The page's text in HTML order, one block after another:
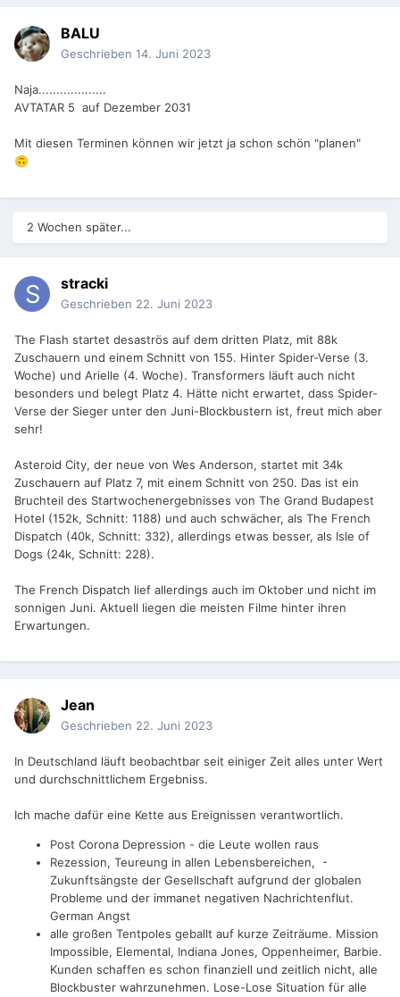
BALU
Geschrieben 14. Juni 2023
Naja...................
AVTATAR 5 auf Dezember 2031
Mit diesen Terminen können wir jetzt ja schon schön "planen"
🙃
2 Wochen später...
stracki
Geschrieben 22. Juni 2023
The Flash startet desaströs auf dem dritten Platz, mit 88k
Zuschauern und einem Schnitt von 155. Hinter Spider-Verse (3.
Woche) und Arielle (4. Woche). Transformers läuft auch nicht
besonders und belegt Platz 4. Hätte nicht erwartet, dass Spider-
Verse der Sieger unter den Juni-Blockbustern ist, freut mich aber
sehr!
Asteroid City, der neue von Wes Anderson, startet mit 34k
Zuschauern auf Platz 7, mit einem Schnitt von 250. Das ist ein
Bruchteil des Startwochenergebnisses von The Grand Budapest
Hotel (152k, Schnitt: 1188) und auch schwächer, als The French
Dispatch (40k, Schnitt: 332), allerdings etwas besser, als Isle of
Dogs (24k, Schnitt: 228).
The French Dispatch lief allerdings auch im Oktober und nicht im
sonnigen Juni. Aktuell liegen die meisten Filme hinter ihren
Erwartungen.
Jean
Geschrieben 22. Juni 2023
In Deutschland läuft beobachtbar seit einiger Zeit alles unter Wert
und durchschnittlichem Ergebniss.
Ich mache dafür eine Kette aus Ereignissen verantwortlich.
Post Corona Depression - die Leute wollen raus
Rezession, Teureung in allen Lebensbereichen, -
Zukunftsängste der Gesellschaft aufgrund der globalen
Probleme und der immanet negativen Nachrichtenflut.
German Angst
alle großen Tentpoles geballt auf kurze Zeiträume. Mission
Impossible, Elemental, Indiana Jones, Oppenheimer, Barbie.
Kunden schaffen es schon finanziell und zeitlich nicht, alle
Blockbuster wahrzunehmen. Lose-Lose Situation für alle